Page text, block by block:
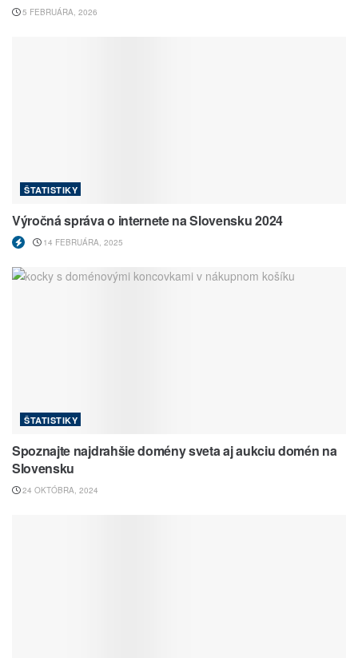
5 FEBRUÁRA, 2026
ŠTATISTIKY
Výročná správa o internete na Slovensku 2024
14 FEBRUÁRA, 2025
ŠTATISTIKY
Spoznajte najdrahšie domény sveta aj aukciu domén na
Slovensku
24 OKTÓBRA, 2024